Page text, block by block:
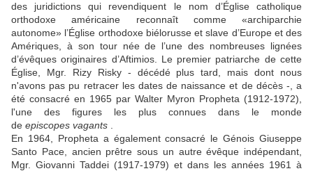
des juridictions qui revendiquent le nom d’Église catholique
orthodoxe américaine reconnaît comme «archiparchie
autonome» l’Église orthodoxe biélorusse et slave d’Europe et des
Amériques, à son tour née de l’une des nombreuses lignées
d’évêques originaires d’Aftimios. Le premier patriarche de cette
Église, Mgr. Rizy Risky - décédé plus tard, mais dont nous
n'avons pas pu retracer les dates de naissance et de décès -, a
été consacré en 1965 par Walter Myron Propheta (1912-1972),
l'une des figures les plus connues dans le monde
de episcopes vagants
En 1964, Propheta a également consacré le Génois Giuseppe
Santo Pace, ancien prêtre sous un autre évêque indépendant,
Mgr. Giovanni Taddei (1917-1979) et dans les années 1961 à